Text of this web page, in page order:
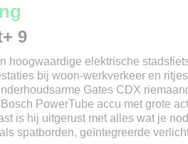
L / XL
Metallic Gunmetal
Enviolo
Aluminium
Gates Carbon Drive
25 km/u
9
hoogwaardige elektrische
bij woon-werkverkeer en
Gates CDX
PowerTube accu met grote
is hij uitgerust met alles wat je
spatborden, geïntegreerde